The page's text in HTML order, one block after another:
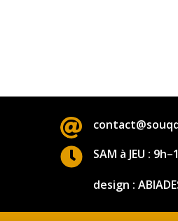


SAM à JEU :
design :